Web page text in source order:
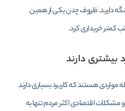
نگه دارید. ظروف چدن یکی از همین
کمتر خریداری کرد.
بیشتری دارند
مواردی هستند که کاربرد بسیاری دارند
مشکلات اقتصادی اکثر مردم تنها به